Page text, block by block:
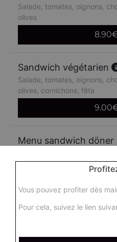
Salade, tomates, oignons,
olives
8.90
Sandwich végétarien
Salade, tomates, oignons,
olives, cornichons, fêta
9.00
Menu sandwich döner
olives + frites + 1 boisson 33
Menu sandwich doner
olives + frites + 1 boisson 33
Vous pouvez profiter dès
Pour cela, suivez le lien